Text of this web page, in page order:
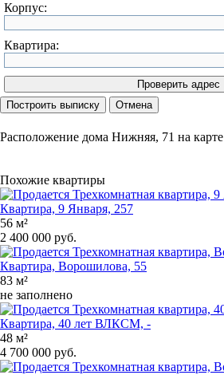
Корпус:
Квартира:
Расположение дома Нижняя, 71 на карте
Похожие квартиры
Квартира, 9 Января, 257
56 м²
2 400 000 руб.
Квартира, Ворошилова, 55
83 м²
не заполнено
Квартира, 40 лет ВЛКСМ, -
48 м²
4 700 000 руб.